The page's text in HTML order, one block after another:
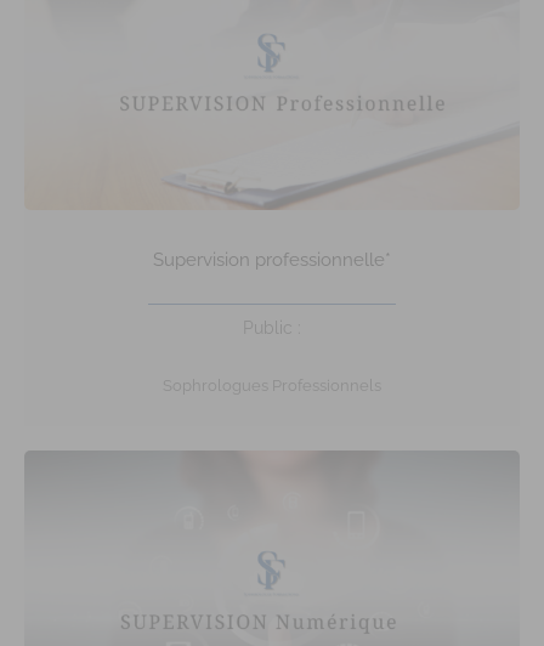
Supervision professionnelle*
Public :
Sophrologues Professionnels